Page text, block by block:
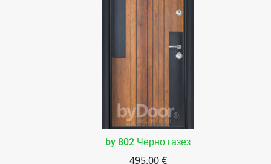
by 802 Черно газез
495.00 €